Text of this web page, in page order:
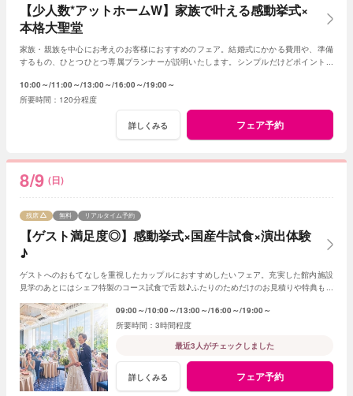
【少人数*アットホームW】家族で叶える感動挙式×
本格大聖堂
家族・親族を中心にお考えのお客様におすすめのフェア。結婚式にかかる費用や、準備
するもの、ひとつひとつ専属プランナーが説明いたします。シンプルだけどポイントを
10:00～ 11:00～ 13:00～ 16:00～ 19:00～
120分程度
詳しくみる フェア予約
8/9 (日)
【ゲスト満足度◎】感動挙式×国産牛試食×演出体験
♪
残席 無料 リアルタイム予約
ゲストへのおもてなしを重視したカップルにおすすめしたいフェア。充実した館内施設
見学のあとにはシェフ特製のコース試食で舌鼓♪ふたりのためだけのお見積りや特典もご
09:00～ 10:00～ 13:00～ 16:00～ 19:00～
3時間程度
最近3人がチェックしました
詳しくみる フェア予約